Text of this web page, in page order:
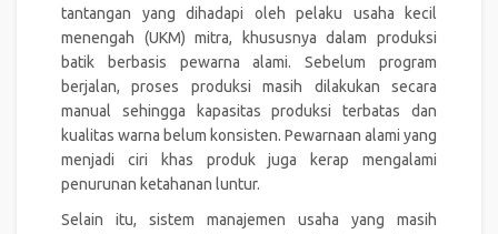
tantangan yang dihadapi oleh pelaku usaha kecil
menengah (UKM) mitra, khususnya dalam produksi
batik berbasis pewarna alami. Sebelum program
berjalan, proses produksi masih dilakukan secara
manual sehingga kapasitas produksi terbatas dan
kualitas warna belum konsisten. Pewarnaan alami yang
menjadi ciri khas produk juga kerap mengalami
penurunan ketahanan luntur.
Selain itu, sistem manajemen usaha yang masih